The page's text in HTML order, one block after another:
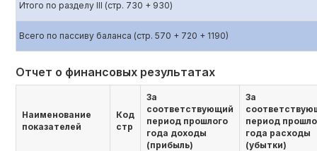
Итого по разделу III (стр. 730 + 930)
Всего по пассиву баланса (стр. 570 + 720 + 1190)
Отчет о финансовых результатах
Наименование
показателей
Код
стр
За
соответствующий
период прошлого
года доходы
(прибыль)
За
период
года расходы
(убытки)